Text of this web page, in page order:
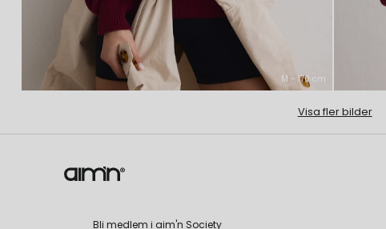
M - 170 cm
Visa fler bilder
Bli medlem i aim'n Society